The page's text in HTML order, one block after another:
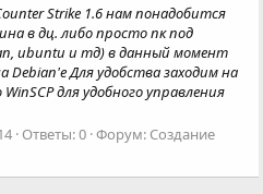
Strike 1.6 нам понадобится
в дц. либо просто пк под
ubuntu и тд) в данный момент
Для удобства заходим на
для удобного управления
Ответы: 0 Форум: Создание